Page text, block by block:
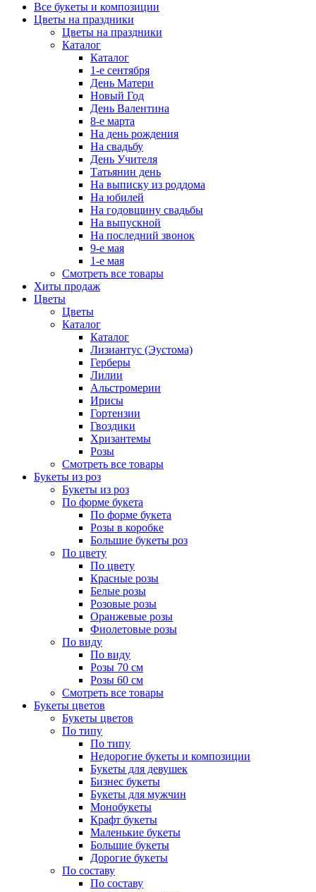
Все букеты и композиции
Цветы на праздники
Цветы на праздники
Каталог
Каталог
1-е сентября
День Матери
Новый Год
День Валентина
8-е марта
На день рождения
На свадьбу
День Учителя
Татьянин день
На выписку из роддома
На юбилей
На годовщину свадьбы
На выпускной
На последний звонок
9-е мая
1-е мая
Смотреть все товары
Хиты продаж
Цветы
Цветы
Каталог
Каталог
Лизиантус (Эустома)
Герберы
Лилии
Альстромерии
Ирисы
Гортензии
Гвоздики
Хризантемы
Розы
Смотреть все товары
Букеты из роз
Букеты из роз
По форме букета
По форме букета
Розы в коробке
Большие букеты роз
По цвету
По цвету
Красные розы
Белые розы
Розовые розы
Оранжевые розы
Фиолетовые розы
По виду
По виду
Розы 70 см
Розы 60 см
Смотреть все товары
Букеты цветов
Букеты цветов
По типу
По типу
Недорогие букеты и композиции
Букеты для девушек
Бизнес букеты
Букеты для мужчин
Монобукеты
Крафт букеты
Маленькие букеты
Большие букеты
Дорогие букеты
По составу
По составу